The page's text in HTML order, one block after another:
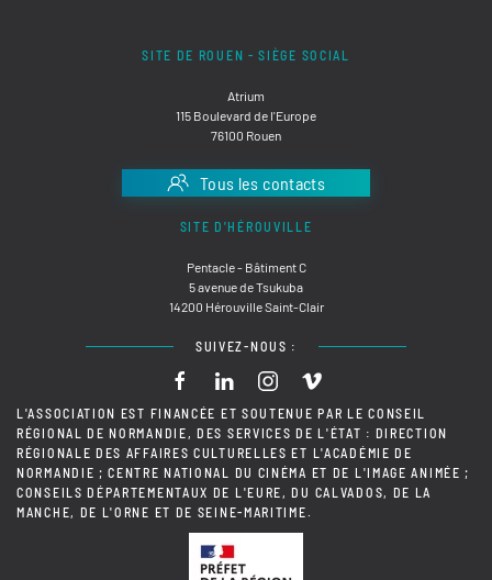
SITE DE ROUEN - SIÈGE SOCIAL
Atrium
115 Boulevard de l'Europe
76100 Rouen
Tous les contacts
SITE D'HÉROUVILLE
Pentacle - Bâtiment C
5 avenue de Tsukuba
14200 Hérouville Saint-Clair
SUIVEZ-NOUS :
L'ASSOCIATION EST FINANCÉE ET SOUTENUE PAR LE CONSEIL
RÉGIONAL DE NORMANDIE, DES SERVICES DE L'ÉTAT : DIRECTION
RÉGIONALE DES AFFAIRES CULTURELLES ET L'ACADÉMIE DE
NORMANDIE ; CENTRE NATIONAL DU CINÉMA ET DE L'IMAGE ANIMÉE ;
CONSEILS DÉPARTEMENTAUX DE L'EURE, DU CALVADOS, DE LA
MANCHE, DE L'ORNE ET DE SEINE-MARITIME.